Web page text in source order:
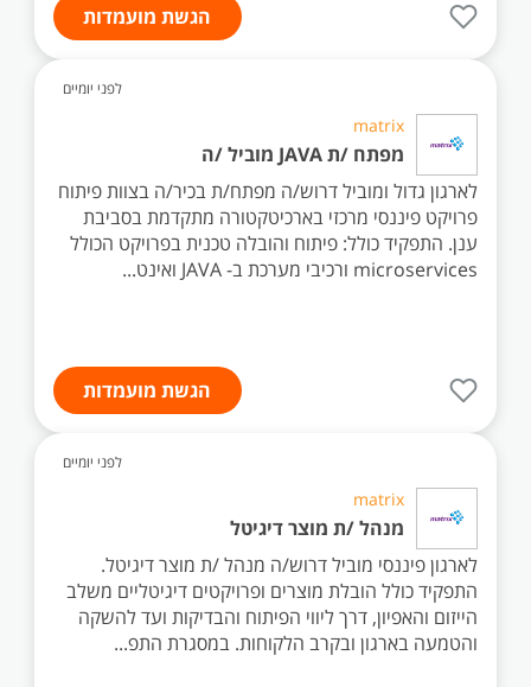
הגשת מועמדות
לפני יומיים
matrix
מפתח /ת JAVA מוביל /ה
לארגון גדול ומוביל דרוש/ה מפתח/ת בכיר/ה בצוות פיתוח
פרויקט פיננסי מרכזי בארכיטקטורה מתקדמת בסביבת
ענן. התפקיד כולל: פיתוח והובלה טכנית בפרויקט הכולל
microservices ורכיבי מערכת ב- JAVA ואינט...
הגשת מועמדות
לפני יומיים
matrix
מנהל /ת מוצר דיגיטל
לארגון פיננסי מוביל דרוש/ה מנהל /ת מוצר דיגיטל.
התפקיד כולל הובלת מוצרים ופרויקטים דיגיטליים משלב
הייזום והאפיון, דרך ליווי הפיתוח והבדיקות ועד להשקה
והטמעה בארגון ובקרב הלקוחות. במסגרת התפ...